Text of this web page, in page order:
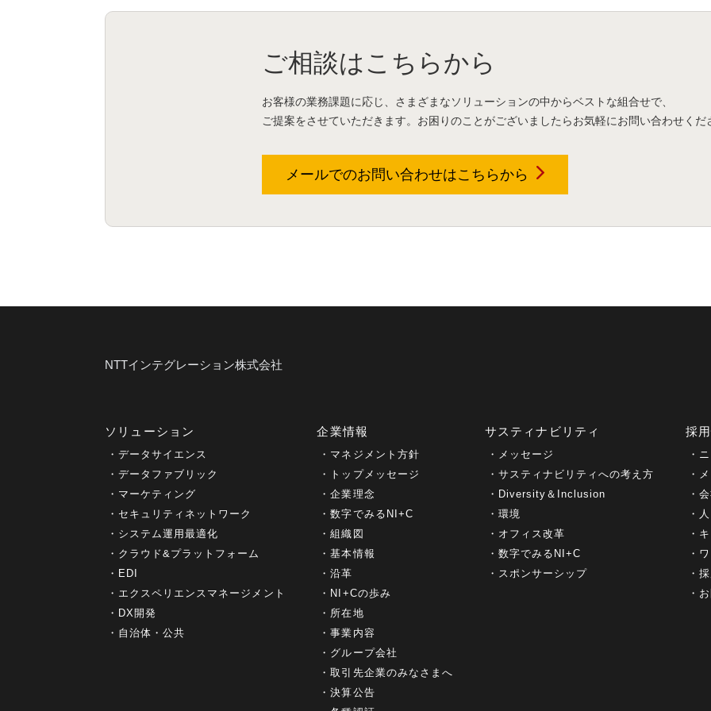
ご相談はこちらから
お客様の業務課題に応じ、さまざまなソリューションの中からベストな組合せで、
ご提案をさせていただきます。お困りのことがございましたらお気軽にお問い合わせくだ
メールでのお問い合わせはこちらから
NTTインテグレーション株式会社
ソリューション
データサイエンス
データファブリック
マーケティング
セキュリティネットワーク
システム運用最適化
クラウド&プラットフォーム
EDI
エクスペリエンスマネージメント
DX開発
自治体・公共
企業情報
マネジメント方針
トップメッセージ
企業理念
数字でみるNI+C
組織図
基本情報
沿革
NI+Cの歩み
所在地
事業内容
グループ会社
取引先企業のみなさまへ
決算公告
サスティナビリティ
メッセージ
サスティナビリティへの考え方
Diversity＆Inclusion
環境
オフィス改革
数字でみるNI+C
スポンサーシップ
採